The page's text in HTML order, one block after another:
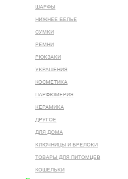
ШАРФЫ
НИЖНЕЕ БЕЛЬЕ
СУМКИ
РЕМНИ
РЮКЗАКИ
УКРАШЕНИЯ
КОСМЕТИКА
ПАРФЮМЕРИЯ
КЕРАМИКА
ДРУГОЕ
ДЛЯ ДОМА
КЛЮЧНИЦЫ И БРЕЛОКИ
ТОВАРЫ ДЛЯ ПИТОМЦЕВ
КОШЕЛЬКИ